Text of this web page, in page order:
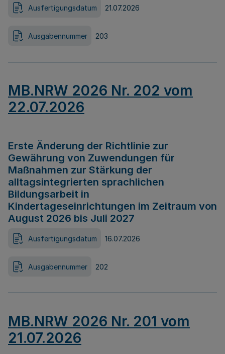
Ausfertigungsdatum 21.07.2026
Ausgabennummer 203
MB.NRW 2026 Nr. 202 vom
22.07.2026
Erste Änderung der Richtlinie zur
Gewährung von Zuwendungen für
Maßnahmen zur Stärkung der
alltagsintegrierten sprachlichen
Bildungsarbeit in
Kindertageseinrichtungen im Zeitraum von
August 2026 bis Juli 2027
Ausfertigungsdatum 16.07.2026
Ausgabennummer 202
MB.NRW 2026 Nr. 201 vom
21.07.2026